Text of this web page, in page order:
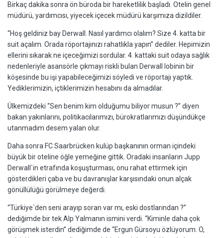
Birkaç dakika sonra ön büroda bir hareketlilik başladı. Otelin genel
müdürü, yardımcısı, yiyecek içecek müdürü karşımıza dizildiler.
“Hoş geldiniz bay Derwall. Nasıl yardımcı olalım? Size 4. katta bir
suit açalım. Orada röportajınızı rahatlıkla yapın” dediler. Hepimizin
ellerini sıkarak ne içeceğimizi sordular. 4. kattaki suit odaya sağlık
nedenleriyle asansörle çıkmayı riskli bulan Derwall lobinin bir
köşesinde bu işi yapabileceğimizi söyledi ve röportajı yaptık.
Yediklerimizin, içtiklerimizin hesabını da almadılar.
Ülkemizdeki “Sen benim kim olduğumu biliyor musun ?” diyen
bakan yakınlarını, politikacılarımızı, bürokratlarımızı düşündükçe
utanmadım desem yalan olur.
Daha sonra FC Saarbrücken kulüp başkanının orman içindeki
büyük bir oteline öğle yemeğine gittik. Oradaki insanların Jupp
Derwall`in etrafında koşuşturması, onu rahat ettirmek için
gösterdikleri çaba ve bu davranışlar karşısındaki onun alçak
gönüllülüğü görülmeye değerdi.
“Türkiye`den seni arayıp soran var mı, eski dostlarından ?”
dediğimde bir tek Alp Yalmanın ismini verdi. “Kiminle daha çok
görüşmek isterdin” dediğimde de “Ergun Gürsoyu özlüyorum. O,